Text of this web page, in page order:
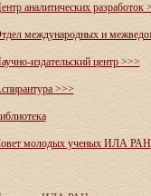
аналитических разработок
международных и
издательский центр >>>
>>>
молодых ученых ИЛА